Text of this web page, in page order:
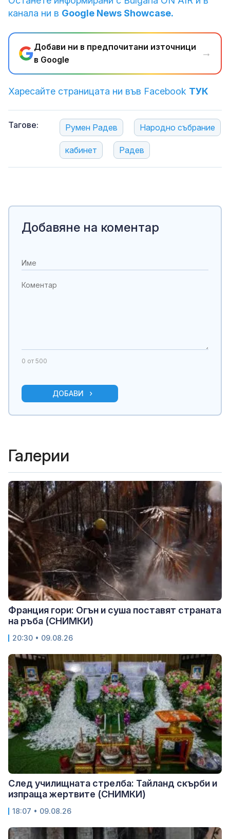
канала ни в Google News Showcase.
Добави ни в предпочитани източници
в Google
→
Харесайте страницата ни във Facebook ТУК
Тагове: Румен Радев Народно събрание
кабинет Радев
Добавяне на коментар
0 от 500
ДОБАВИ
Галерии
Франция гори: Огън и суша поставят страната
на ръба (СНИМКИ)
20:30 • 09.08.26
След училищната стрелба: Тайланд скърби и
изпраща жертвите (СНИМКИ)
18:07 • 09.08.26